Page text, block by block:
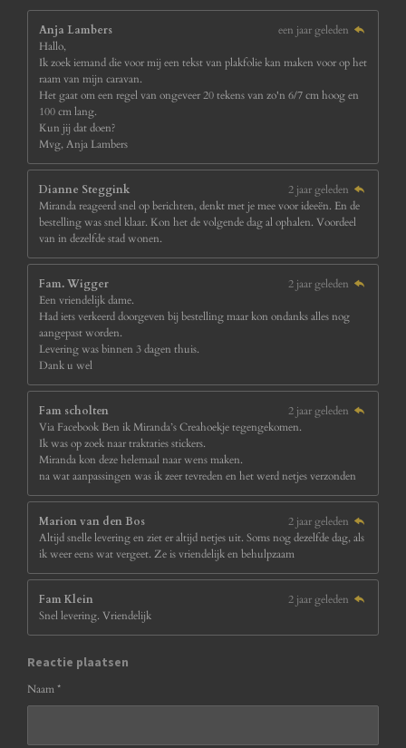
Anja Lambers
een jaar geleden
Hallo,
Ik zoek iemand die voor mij een tekst van plakfolie kan maken voor op het
raam van mijn caravan.
Het gaat om een regel van ongeveer 20 tekens van zo'n 6/7 cm hoog en
100 cm lang.
Kun jij dat doen?
Mvg, Anja Lambers
Dianne Steggink
2 jaar geleden
Miranda reageerd snel op berichten, denkt met je mee voor ideeën. En de
bestelling was snel klaar. Kon het de volgende dag al ophalen. Voordeel
van in dezelfde stad wonen.
Fam. Wigger
2 jaar geleden
Een vriendelijk dame.
Had iets verkeerd doorgeven bij bestelling maar kon ondanks alles nog
aangepast worden.
Levering was binnen 3 dagen thuis.
Dank u wel
Fam scholten
2 jaar geleden
Via Facebook Ben ik Miranda’s Creahoekje tegengekomen.
Ik was op zoek naar traktaties stickers.
Miranda kon deze helemaal naar wens maken.
na wat aanpassingen was ik zeer tevreden en het werd netjes verzonden
Marion van den Bos
2 jaar geleden
Altijd snelle levering en ziet er altijd netjes uit. Soms nog dezelfde dag, als
ik weer eens wat vergeet. Ze is vriendelijk en behulpzaam
Fam Klein
2 jaar geleden
Snel levering. Vriendelijk
Reactie plaatsen
Naam *